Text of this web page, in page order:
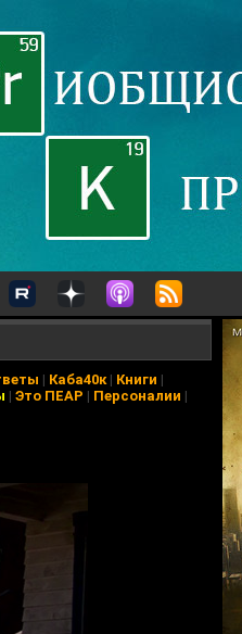
| Каба40к| Книги |
| Это ПЕАР | Персоналии |